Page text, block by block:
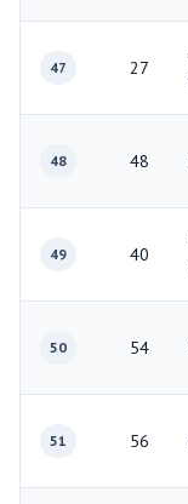
47 27
48 48
49 40
50 54
51 56